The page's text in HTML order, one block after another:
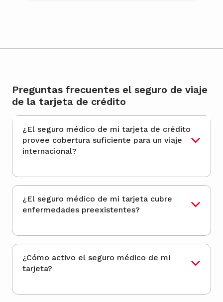
Preguntas frecuentes el seguro de viaje
de la tarjeta de crédito
¿El seguro médico de mi tarjeta de crédito
provee cobertura suficiente para un viaje
internacional?
¿El seguro médico de mi tarjeta cubre
enfermedades preexistentes?
¿Cómo activo el seguro médico de mi
tarjeta?